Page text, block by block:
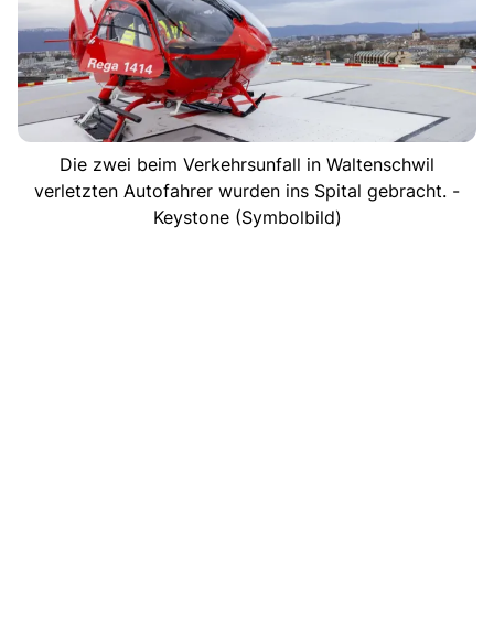
Die zwei beim Verkehrsunfall in Waltenschwil
verletzten Autofahrer wurden ins Spital gebracht. -
Keystone (Symbolbild)